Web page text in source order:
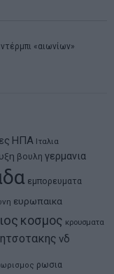
«αιωνίων»
ΗΠΑ Ιταλια
βουλη γερμανια
εμπορευματα
ευρωπαικα
κοσμος κρουσματα
νδ
ρωσια